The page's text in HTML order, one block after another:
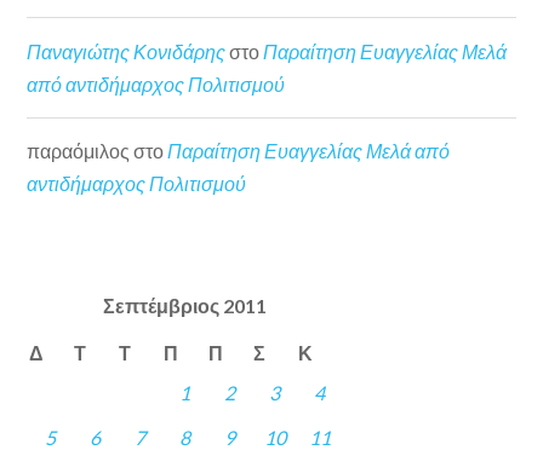
Παναγιώτης ΚονιδάρηςστοΠαραίτηση Ευαγγελίας Μελά
από αντιδήμαρχος Πολιτισμού
παραόμιλος στοΠαραίτηση Ευαγγελίας Μελά από
αντιδήμαρχος Πολιτισμού
Σεπτέμβριος 2011
Δ Τ Τ Π Π Σ Κ
1 2 3
4
5
6 7 8 9 10
11